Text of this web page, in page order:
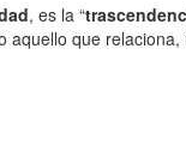
, es la “
aquello que